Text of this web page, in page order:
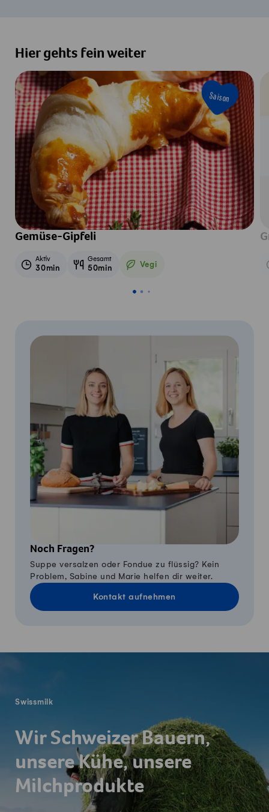
Hier gehts fein weiter
Saison
Gemüse-Gipfeli
Aktiv
30min
Gesamt
50min Vegi
Vegetarisch
Noch Fragen?
Suppe versalzen oder Fondue zu flüssig? Kein
Problem, Sabine und Marie helfen dir weiter.
Kontakt aufnehmen
Swissmilk
Wir Schweizer Bauern,
unsere Kühe, unsere
Milchprodukte